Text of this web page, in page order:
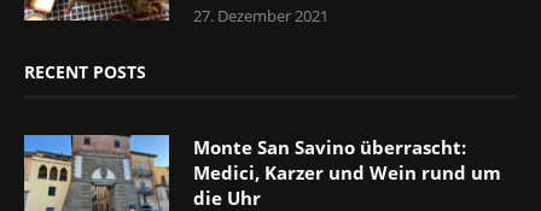
27. Dezember 2021
RECENT POSTS
Monte San Savino überrascht:
Medici, Karzer und Wein rund um
die Uhr